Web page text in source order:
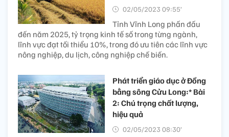
02/05/2023 09:55’
Tỉnh Vĩnh Long phấn đấu
đến năm 2025, tỷ trọng kinh tế số trong từng ngành,
lĩnh vực đạt tối thiểu 10%, trong đó ưu tiên các lĩnh vực
nông nghiệp, du lịch, công nghiệp chế biến.
Phát triển giáo dục ở Đồng
bằng sông Cửu Long:* Bài
2: Chú trọng chất lượng,
hiệu quả
02/05/2023 08:30’